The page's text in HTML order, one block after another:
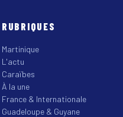
RUBRIQUES
Martinique
L'actu
Caraïbes
À la une
France & Internationale
Guadeloupe & Guyane